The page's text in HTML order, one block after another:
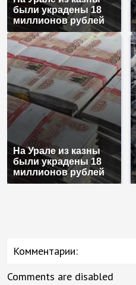
были украдены 18
миллионов рублей
На Урале из казны
были украдены 18
миллионов рублей
Комментарии:
Comments are disabled